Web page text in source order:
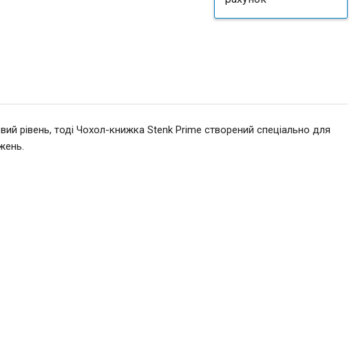
рівень, тоді Чохол-книжка Stenk Prime створений спеціально для